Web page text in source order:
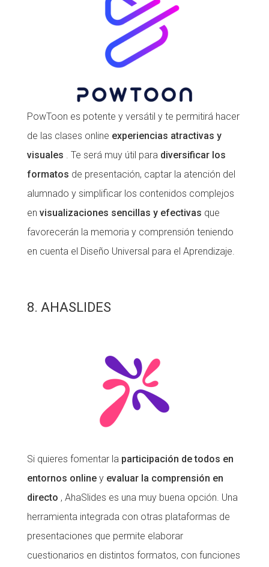
PowToon es potente y versátil y te permitirá hacer
de las clases online experiencias atractivas y
visuales . Te será muy útil para diversificar los
formatos de presentación, captar la atención del
alumnado y simplificar los contenidos complejos
en visualizaciones sencillas y efectivas que
favorecerán la memoria y comprensión teniendo
en cuenta el Diseño Universal para el Aprendizaje.
8. AHASLIDES
Si quieres fomentar la participación de todos en
entornos onliney evaluar la comprensión en
directo , AhaSlides es una muy buena opción. Una
herramienta integrada con otras plataformas de
presentaciones que permite elaborar
cuestionarios en distintos formatos, con funciones